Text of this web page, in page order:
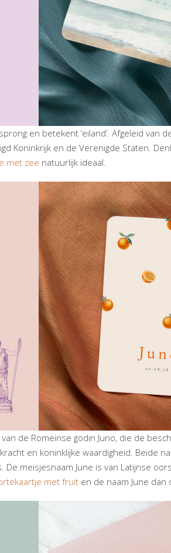
en betekent ‘eiland’. Afgeleid van
Koninkrijk en de Verenigde Staten.
met zee natuurlijk ideaal.
de Romeinse godin Juno, die de
en koninklijke waardigheid. Beide
meisjesnaam June is van Latijnse
met fruit en de naam June